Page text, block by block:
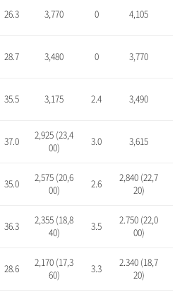
26.3 3,770 0 4,105
28.7 3,480 0 3,770
35.5 3,175 2.4 3,490
37.0
2,925 (23,4
00)
3.0 3,615
35.0
2,575 (20,6
00)
2.6
2,840 (22,7
20)
36.3
2,355 (18,8
40)
3.5
2.750 (22,0
00)
28.6
2,170 (17,3
60)
3.3
2.340 (18,7
20)